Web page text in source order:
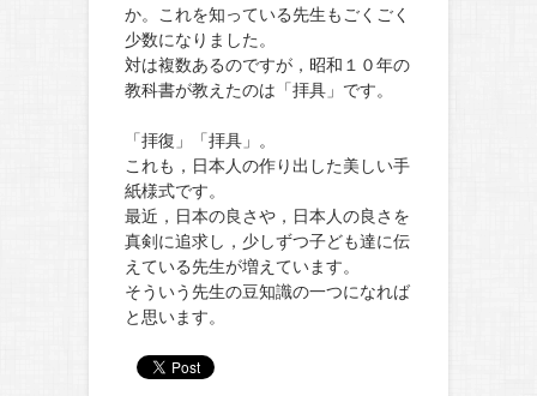
か。これを知っている先生もごくごく
少数になりました。
対は複数あるのですが，昭和１０年の
教科書が教えたのは「拝具」です。
「拝復」「拝具」。
これも，日本人の作り出した美しい手
紙様式です。
最近，日本の良さや，日本人の良さを
真剣に追求し，少しずつ子ども達に伝
えている先生が増えています。
そういう先生の豆知識の一つになれば
と思います。